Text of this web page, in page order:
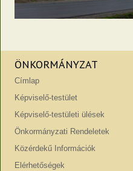
ÖNKORMÁNYZAT
Címlap
Képviselő-testület
Képviselő-testületi ülések
Önkormányzati Rendeletek
Közérdekű Információk
Elérhetőségek